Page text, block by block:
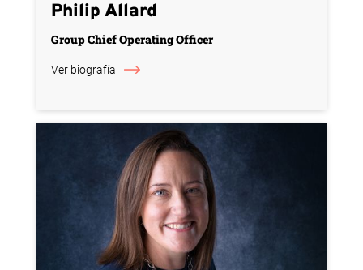
Philip Allard
Group Chief Operating Officer
Ver biografía